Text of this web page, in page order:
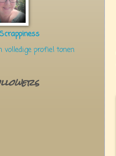
Scrappiness
volledige profiel tonen